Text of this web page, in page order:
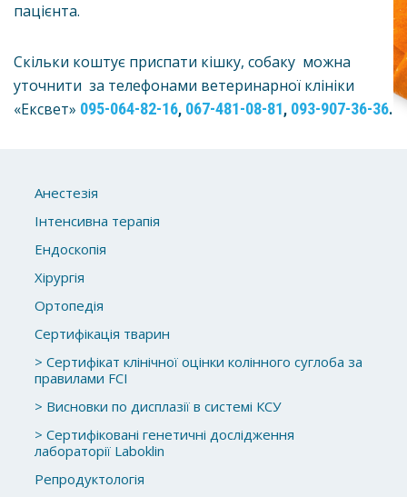
пацієнта.
Скільки коштує приспати кішку, собаку можна
уточнити за телефонами ветеринарної клініки
«Ексвет» 095-064-82-16, 067-481-08-81, 093-907-36-36.
Анестезія
Інтенсивна терапія
Ендоскопія
Хірургія
Ортопедія
Сертифікація тварин
> Сертифікат клінічної оцінки колінного суглоба за
правилами FCI
> Висновки по дисплазії в системі КСУ
> Сертифіковані генетичні дослідження
лабораторії Laboklin
Репродуктологія